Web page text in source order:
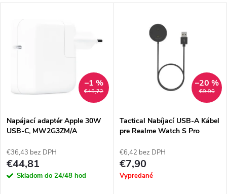
€45,72
–1 %
Napájací adaptér Apple 30W
USB-C, MW2G3ZM/A
€36,43 bez DPH
€44,81
Skladom do 24/48 hod
€9,90
–20 %
Tactical Nabíjací USB-A Kábel
pre Realme Watch S Pro
€6,42 bez DPH
€7,90
Vypredané